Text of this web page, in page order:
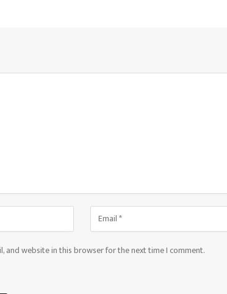
and website in this browser for the next time I comment.